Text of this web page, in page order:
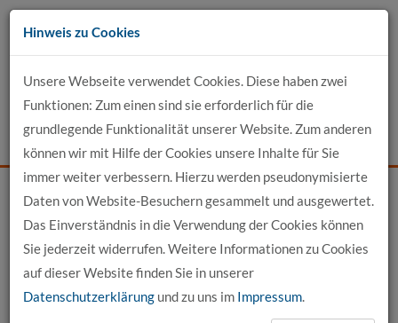
Zum
Inhalt
Events News Login Suche
Kontakt
Startseite Für Bewerber
International Office
Wege ins Ausland für Mitarbeitende
Fort- und Weiterbildung mit Erasmus
Hinweis zu Cookies
Unsere Webseite verwendet Cookies. Diese haben zwei
Funktionen: Zum einen sind sie erforderlich für die
grundlegende Funktionalität unserer Website. Zum anderen
können wir mit Hilfe der Cookies unsere Inhalte für Sie
immer weiter verbessern. Hierzu werden pseudonymisierte
Daten von Website-Besuchern gesammelt und ausgewertet.
Das Einverständnis in die Verwendung der Cookies können
Sie jederzeit widerrufen. Weitere Informationen zu Cookies
auf dieser Website finden Sie in unserer
Datenschutzerklärung und zu uns im Impressum.